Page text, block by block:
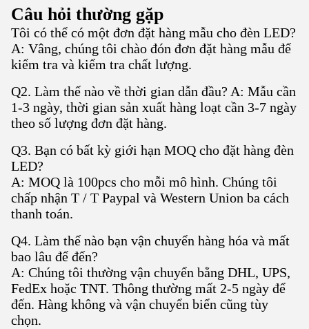
Câu hỏi thường gặp
Tôi có thể có một đơn đặt hàng mẫu cho đèn LED?
A: Vâng, chúng tôi chào đón đơn đặt hàng mẫu để
kiểm tra và kiểm tra chất lượng.
Q2. Làm thế nào về thời gian dẫn đầu? A: Mẫu cần
1-3 ngày, thời gian sản xuất hàng loạt cần 3-7 ngày
theo số lượng đơn đặt hàng.
Q3. Bạn có bất kỳ giới hạn MOQ cho đặt hàng đèn
LED?
A: MOQ là 100pcs cho mỗi mô hình. Chúng tôi
chấp nhận T / T Paypal và Western Union ba cách
thanh toán.
Q4. Làm thế nào bạn vận chuyển hàng hóa và mất
bao lâu để đến?
A: Chúng tôi thường vận chuyển bằng DHL, UPS,
FedEx hoặc TNT. Thông thường mất 2-5 ngày để
đến. Hàng không và vận chuyển biển cũng tùy
chọn.